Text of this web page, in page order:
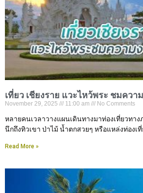
เที่ยว เชียงราย แวะไหว้พระ ชมควา
November 29, 2025 11:00 am No Comments
หลายคนเวลาวางแผนเดินทางมาท่องเที่ยวทาง
นึกถึงทิวเขา ป่าไม้ น้ำตกสวยๆ หรือแหล่งท่องเ
Read More »